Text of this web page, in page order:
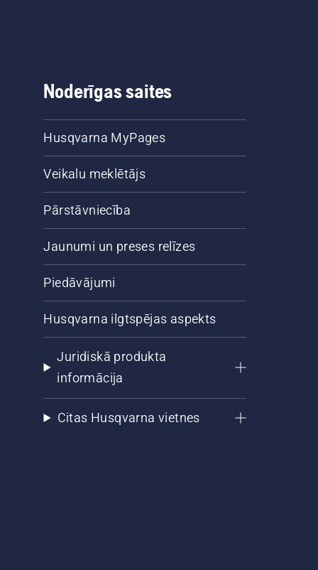
Noderīgas saites
Husqvarna MyPages
Veikalu meklētājs
Pārstāvniecība
Jaunumi un preses relīzes
Piedāvājumi
Husqvarna ilgtspējas aspekts
Juridiskā produkta
informācija
Citas Husqvarna vietnes